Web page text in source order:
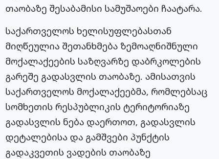
თაობაზე შესაბამისი სამუშაოები ჩაატარა.
საქართველოს ხელისუფლებასთან
მიღწეულია შეთანხმება ზემოაღნიშნული
მოქალაქეების საზღვარზე დაბრკოლების
გარეშე გადასვლის თაობაზე. ამისათვის
საქართველოს მოქალაქეებმა, რომლებსაც
სომხეთის რესპუბლიკის ტერიტორიაზე
გადასვლის ნება დაერთოთ, გადასვლის
დეტალებისა და გამშვები პუნქტის
გადაკვეთის ვადების თაობაზე